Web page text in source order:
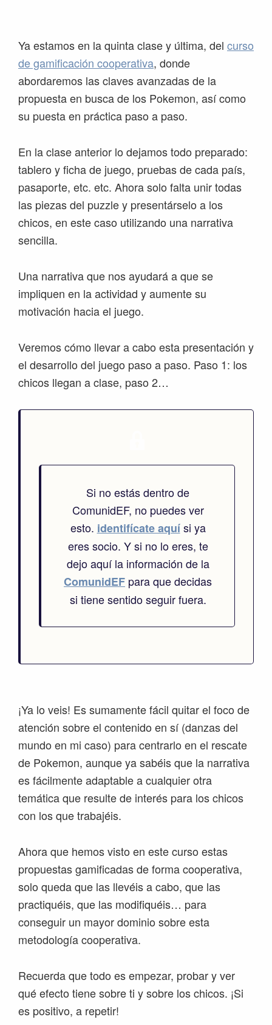
navegación
principal
contenido
principal
barra
lateral
principal
página
Ya estamos en la quinta clase y última, del curso
de gamificación cooperativa, donde
abordaremos las claves avanzadas de la
propuesta en busca de los Pokemon, así como
su puesta en práctica paso a paso.
En la clase anterior lo dejamos todo preparado:
tablero y ficha de juego, pruebas de cada país,
pasaporte, etc. etc. Ahora solo falta unir todas
las piezas del puzzle y presentárselo a los
chicos, en este caso utilizando una narrativa
sencilla.
Una narrativa que nos ayudará a que se
impliquen en la actividad y aumente su
motivación hacia el juego.
Veremos cómo llevar a cabo esta presentación y
el desarrollo del juego paso a paso. Paso 1: los
chicos llegan a clase, paso 2…
Si no estás dentro de
ComunidEF, no puedes ver
esto. identifícate aquísi ya
eres socio. Y si no lo eres, te
dejo aquí la información de la
ComunidEF para que decidas
si tiene sentido seguir fuera.
¡Ya lo veis! Es sumamente fácil quitar el foco de
atención sobre el contenido en sí (danzas del
mundo en mi caso) para centrarlo en el rescate
de Pokemon, aunque ya sabéis que la narrativa
es fácilmente adaptable a cualquier otra
temática que resulte de interés para los chicos
con los que trabajéis.
Ahora que hemos visto en este curso estas
propuestas gamificadas de forma cooperativa,
solo queda que las llevéis a cabo, que las
practiquéis, que las modifiquéis… para
conseguir un mayor dominio sobre esta
metodología cooperativa.
Recuerda que todo es empezar, probar y ver
qué efecto tiene sobre ti y sobre los chicos. ¡Si
es positivo, a repetir!